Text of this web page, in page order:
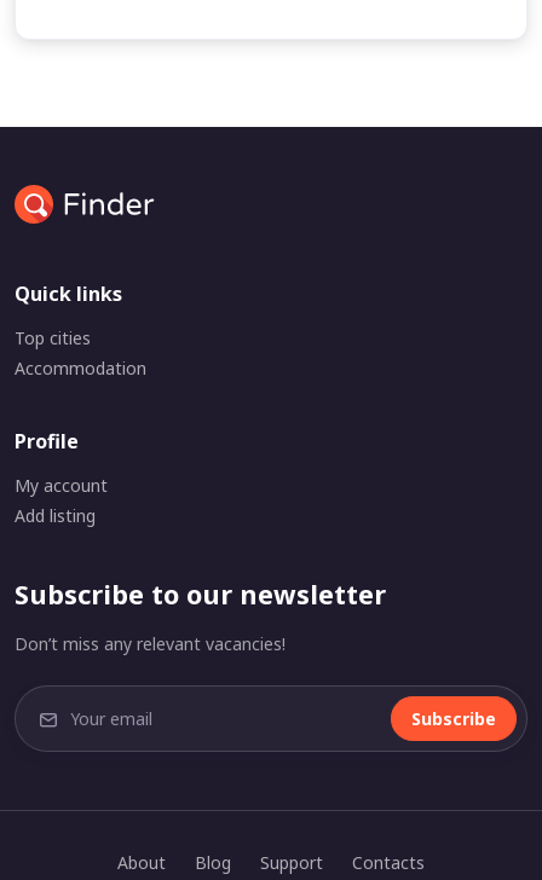
Quick links
Top cities
Accommodation
Profile
My account
Add listing
Subscribe to our newsletter
Don’t miss any relevant vacancies!
Subscribe
About Blog Support Contacts